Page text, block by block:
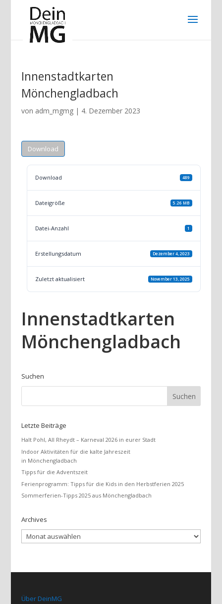
Innenstadtkarten
Mönchengladbach
von adm_mgmg| 4. Dezember 2023
Download
Download 489
Dateigröße 5.26 MB
Datei-Anzahl 1
Erstellungsdatum Dezember 4, 2023
Zuletzt aktualisiert November 13, 2025
Innenstadtkarten
Mönchengladbach
Suchen
Letzte Beiträge
Halt Pohl, All Rheydt – Karneval 2026 in eurer Stadt
Indoor Aktivitäten für die kalte Jahreszeit
in Mönchengladbach
Tipps für die Adventszeit
Ferienprogramm: Tipps für die Kids in den Herbstferien 2025
Sommerferien-Tipps 2025 aus Mönchengladbach
Archives
Archives
Über DeinMG